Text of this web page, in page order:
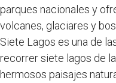
parques nacionales y
volcanes, glaciares y
Siete Lagos es una de
recorrer siete lagos de
hermosos paisajes